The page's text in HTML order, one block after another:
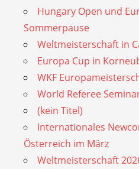
Hungary Open und
Sommerpause
Weltmeisterschaft in
Europa Cup in
WKF
World Referee
(kein Titel)
Internationales
Österreich im März
Weltmeisterschaft